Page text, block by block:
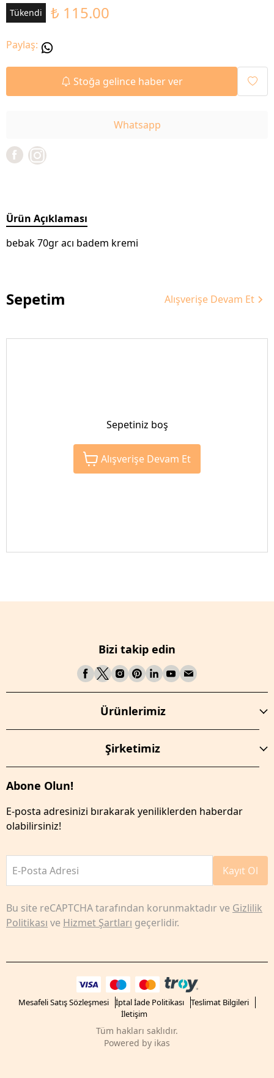
Tükendi ₺ 115.00
Paylaş:
Stoğa gelince haber ver
Whatsapp
Ürün Açıklaması
bebak 70gr acı badem kremi
Sepetim Alışverişe Devam Et
Sepetiniz boş
Alışverişe Devam Et
Bizi takip edin
Ürünlerimiz
Şirketimiz
Abone Olun!
E-posta adresinizi bırakarak yeniliklerden haberdar
olabilirsiniz!
E-Posta Adresi Kayıt Ol
Bu site reCAPTCHA tarafından korunmaktadır ve Gizlilik
Politikası ve Hizmet Şartları geçerlidir.
Mesafeli Satış Sözleşmesi İptal İade Politikası
Teslimat Bilgileri
İletişim
Tüm hakları saklıdır.
Powered by ikas